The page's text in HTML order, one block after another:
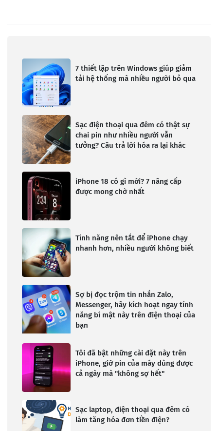
7 thiết lập trên Windows giúp giảm
tải hệ thống mà nhiều người bỏ qua
Sạc điện thoại qua đêm có thật sự
chai pin như nhiều người vẫn
tưởng? Câu trả lời hóa ra lại khác
iPhone 18 có gì mới? 7 nâng cấp
được mong chờ nhất
Tính năng nên tắt để iPhone chạy
nhanh hơn, nhiều người không biết
Sợ bị đọc trộm tin nhắn Zalo,
Messenger, hãy kích hoạt ngay tính
năng bí mật này trên điện thoại của
bạn
Tôi đã bật những cài đặt này trên
iPhone, giờ pin của máy dùng được
cả ngày mà "không sợ hết"
Sạc laptop, điện thoại qua đêm có
làm tăng hóa đơn tiền điện?